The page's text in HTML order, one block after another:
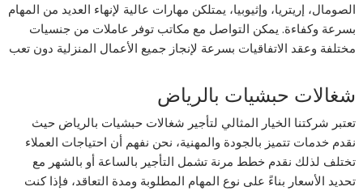
الصومال، إريتريا، وإثيوبيا، يمتلكن مهارات عالية لإنهاء العديد من المهام
بسرعة وكفاءة. يمكن التواصل مع مكاتب توفر عاملات من جنسيات
مختلفة وعقد الاتفاقيات بسرعة لإنجاز جميع الأعمال المنزلية دون تعب
شغالات حبشيات بالرياض
تعتبر شركتنا الخيار المثالي لتأجير شغالات حبشيات بالرياض حيث
نقدم خدمات تتميز بالجودة والمهنية، نحن نفهم أن احتياجات العملاء
تختلف لذلك نقدم خطط مرنة تشمل التأجير بالساعة أو بالشهر مع
تحديد الأسعار بناءً على نوع المهام المطلوبة ومدة التعاقد، فإذا كنت